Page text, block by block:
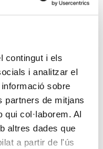
contingut i els
i analitzar el
sobre
partners de mitjans
col·laborem. Al
altres dades que
a partir de l'ús
massif. La bulle
financière
commun
valeur réelle,
que les prix ne
?
à la pointe